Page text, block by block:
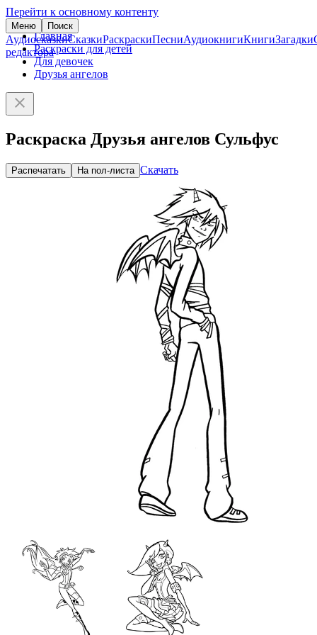
Перейти к основному контенту
Меню Поиск
АудиосказкиСказкиРаскраскиПесниАудиокнигиКнигиЗагадки
редактора
Главная
Раскраски для детей
Для девочек
Друзья ангелов
Раскраска Друзья ангелов Сульфус
Распечатать На пол-листа Скачать